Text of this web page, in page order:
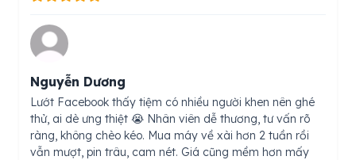
Nguyễn Dương
Lướt Facebook thấy tiệm có nhiều người khen nên ghé
thử, ai dè ưng thiệt 😭 Nhân viên dễ thương, tư vấn rõ
ràng, không chèo kéo. Mua máy về xài hơn 2 tuần rồi
vẫn mượt, pin trâu, cam nét. Giá cũng mềm hơn mấy